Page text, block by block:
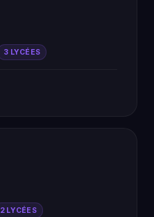
3 LYCÉES
2 LYCÉES